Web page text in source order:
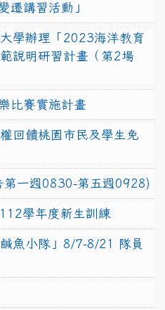
遷講習活動」
學辦理「2023海洋教育
說明研習計畫（第2場
比賽實施計畫
回饋桃園市民及學生免
第一週0830-第五週0928)
學年度新生訓練
魚小隊」8/7-8/21 隊員